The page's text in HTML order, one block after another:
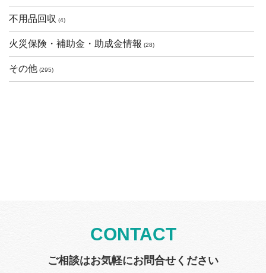
不用品回収 (4)
火災保険・補助金・助成金情報 (28)
その他 (295)
CONTACT
ご相談はお気軽にお問合せください